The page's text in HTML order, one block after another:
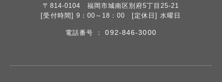
〒814-0104 福岡市城南区別府5丁目25-21
[受付時間] 9：00～18：00 [定休日] 水曜日
電話番号 ：092-846-3000